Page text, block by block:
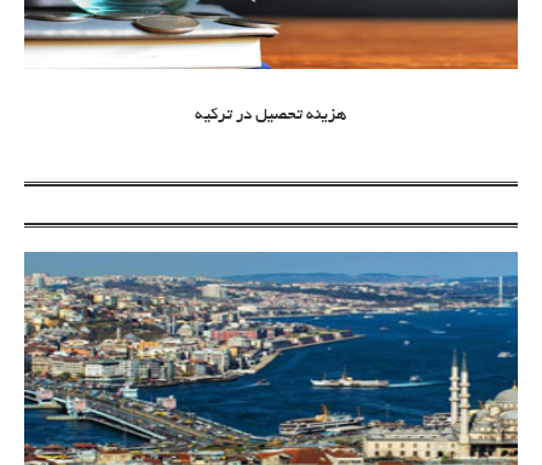
هزینه تحصیل در ترکیه